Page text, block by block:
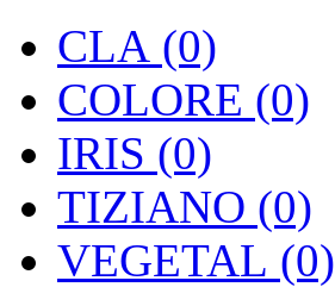
CLA (0)
COLORE (0)
IRIS (0)
TIZIANO (0)
VEGETAL (0)